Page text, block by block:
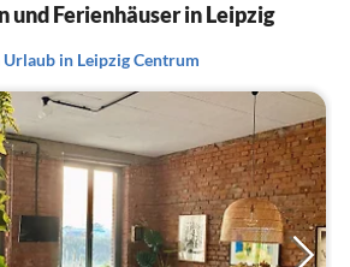
und Ferienhäuser in Leipzig
in Leipzig Centrum